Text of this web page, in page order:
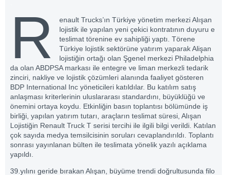
R
enault Trucks’ın Türkiye yönetim merkezi Alışan
lojistik ile yapılan yeni çekici kontratının duyuru e
teslimat törenine ev sahipliği yaptı. Törene
Türkiye lojistik sektörüne yatırım yaparak Alişan
lojistiğin ortağı olan Şgenel merkezi Philadelphia
da olan ABDPSA markası ile entegre ve liman merkezli tedarik
zinciri, nakliye ve lojistik çözümleri alanında faaliyet gösteren
BDP International Inc yöneticileri katıldılar. Bu katılım satış
anlaşması kriterlerinin uluslararası standardını, büyüklüğü ve
önemini ortaya koydu. Etkinliğin basın toplantısı bölümünde iş
birliği, yapılan yatırım tutarı, araçların teslimat süresi, Alışan
Lojistiğin Renault Truck T serisi tercihi ile ilgili bilgi verildi. Katılan
çok sayıda medya temsilcisinin soruları cevaplandırıldı. Toplantı
sonrası yayınlanan bülten ile teslimata yönelik yazılı açıklama
yapıldı.
39.yılını geride bırakan Alışan, büyüme trendi doğrultusunda filo